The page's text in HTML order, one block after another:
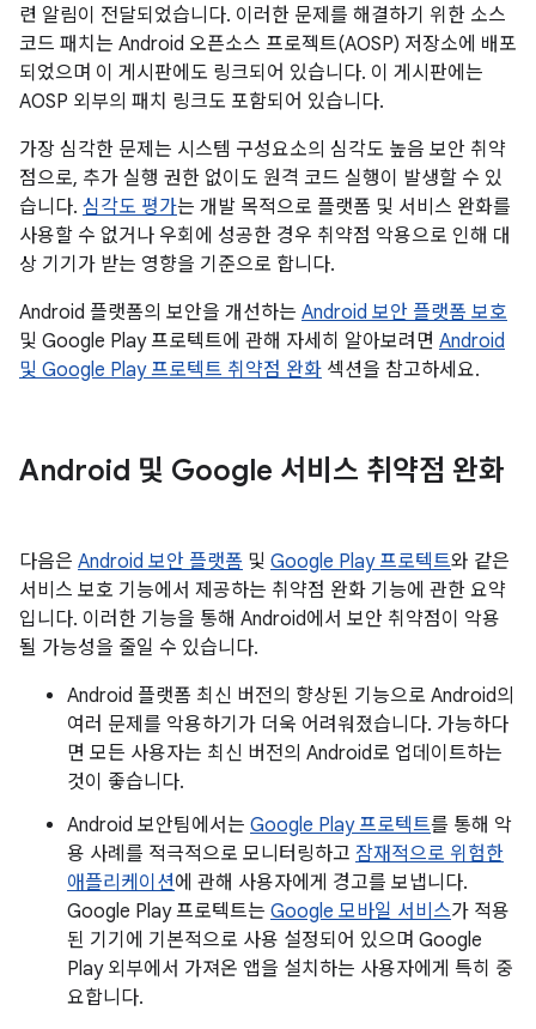
련 알림이 전달되었습니다. 이러한 문제를 해결하기 위한 소스
코드 패치는 Android 오픈소스 프로젝트(AOSP) 저장소에 배포
되었으며 이 게시판에도 링크되어 있습니다. 이 게시판에는
AOSP 외부의 패치 링크도 포함되어 있습니다.
가장 심각한 문제는 시스템 구성요소의 심각도 높음 보안 취약
점으로, 추가 실행 권한 없이도 원격 코드 실행이 발생할 수 있
습니다. 심각도 평가는 개발 목적으로 플랫폼 및 서비스 완화를
사용할 수 없거나 우회에 성공한 경우 취약점 악용으로 인해 대
상 기기가 받는 영향을 기준으로 합니다.
Android 플랫폼의 보안을 개선하는 Android 보안 플랫폼 보호
및 Google Play 프로텍트에 관해 자세히 알아보려면 Android
및 Google Play 프로텍트 취약점 완화 섹션을 참고하세요.
Android 및 Google 서비스 취약점 완화
다음은 Android 보안 플랫폼 및 Google Play 프로텍트와 같은
서비스 보호 기능에서 제공하는 취약점 완화 기능에 관한 요약
입니다. 이러한 기능을 통해 Android에서 보안 취약점이 악용
될 가능성을 줄일 수 있습니다.
Android 플랫폼 최신 버전의 향상된 기능으로 Android의
여러 문제를 악용하기가 더욱 어려워졌습니다. 가능하다
면 모든 사용자는 최신 버전의 Android로 업데이트하는
것이 좋습니다.
Android 보안팀에서는 Google Play 프로텍트를 통해 악
용 사례를 적극적으로 모니터링하고 잠재적으로 위험한
애플리케이션에 관해 사용자에게 경고를 보냅니다.
Google Play 프로텍트는 Google 모바일 서비스가 적용
된 기기에 기본적으로 사용 설정되어 있으며 Google
Play 외부에서 가져온 앱을 설치하는 사용자에게 특히 중
요합니다.